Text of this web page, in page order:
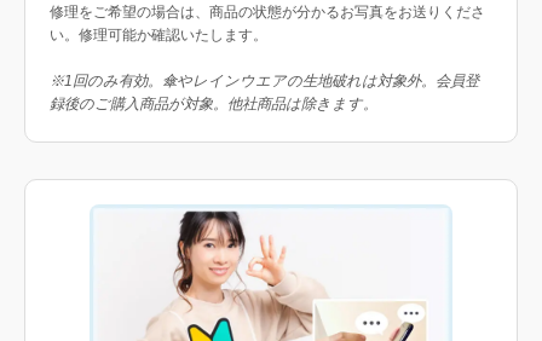
修理をご希望の場合は、商品の状態が分かるお写真をお送りくださ
い。修理可能か確認いたします。
※1回のみ有効。傘やレインウエアの生地破れは対象外。会員登
録後のご購入商品が対象。他社商品は除きます。